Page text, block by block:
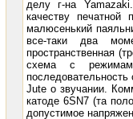
делу г-на
качеству
малюсенький
все-таки два
пространственная
схемас
Jute о звучании.
катоде 6SN7 (та
допустимое